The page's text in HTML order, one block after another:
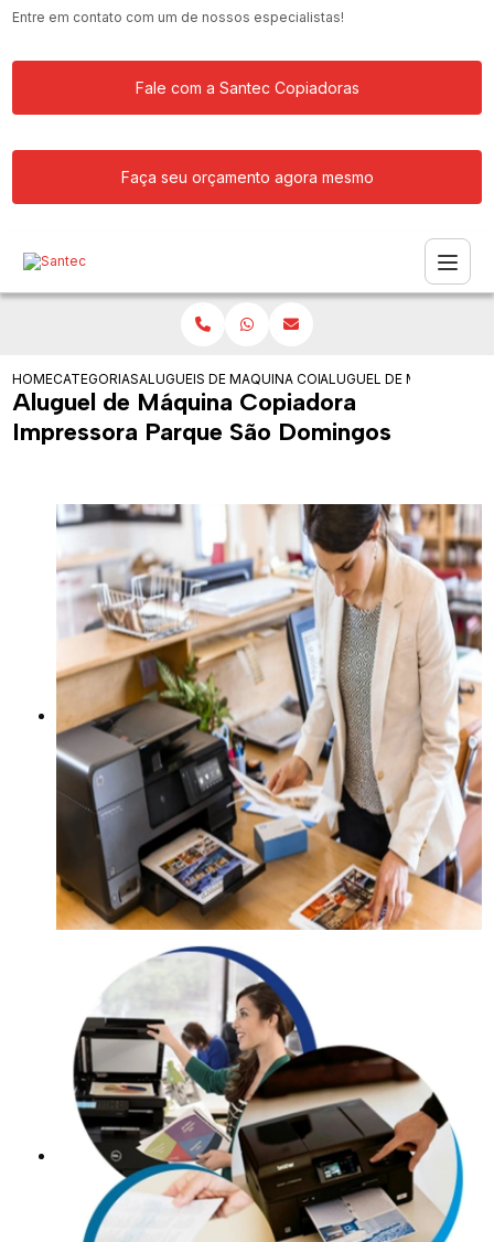
Entre em contato com um de nossos especialistas!
Fale com a Santec Copiadoras
Faça seu orçamento agora mesmo
HOMECATEGORIASALUGUEIS DE COPIADORASMAQUINA COPIADORA COLORIDA PARA
ALUGUEL DE MAQUINA
Aluguel de Máquina Copiadora
Impressora Parque São Domingos